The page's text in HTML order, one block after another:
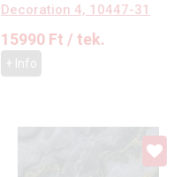
Decoration 4, 10447-31
15990 Ft / tek.
+ Info